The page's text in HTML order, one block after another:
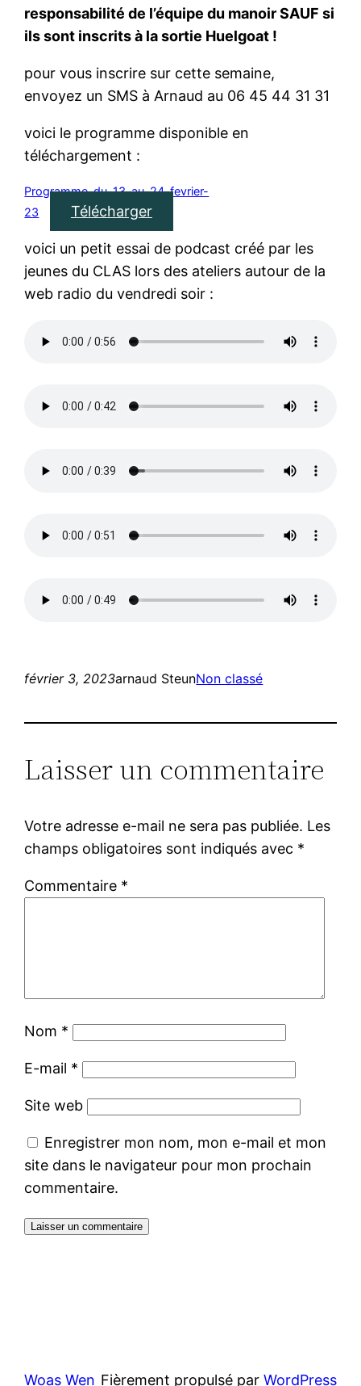
responsabilité de l’équipe du manoir SAUF si
ils sont inscrits à la sortie Huelgoat !
pour vous inscrire sur cette semaine,
envoyez un SMS à Arnaud au 06 45 44 31 31
voici le programme disponible en
téléchargement :
Programme-du-13-au-24-fevrier-
23
Télécharger
voici un petit essai de podcast créé par les
jeunes du CLAS lors des ateliers autour de la
web radio du vendredi soir :
février 3, 2023arnaud SteunNon classé
Laisser un commentaire
Votre adresse e-mail ne sera pas publiée. Les
champs obligatoires sont indiqués avec *
Commentaire *
Nom *
E-mail *
Site web
Enregistrer mon nom, mon e-mail et mon
site dans le navigateur pour mon prochain
commentaire.
Woas Wen Fièrement propulsé par WordPress